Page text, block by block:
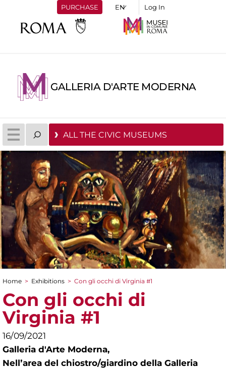
PURCHASE Log In
GALLERIA D'ARTE MODERNA
ALL THE CIVIC MUSEUMS
You are here
Home > Exhibitions > Con gli occhi di Virginia #1
Con gli occhi di
Virginia #1
16/09/2021
Galleria d'Arte Moderna,
Nellʼarea del chiostro/giardino della Galleria